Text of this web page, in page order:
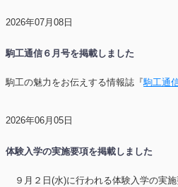
2026年07月08日
駒工通信６月号を掲載しました
駒工の魅力をお伝えする情報誌『駒工通
2026年06月05日
体験入学の実施要項を掲載しました
９月２日(水)に行われる体験入学の実施